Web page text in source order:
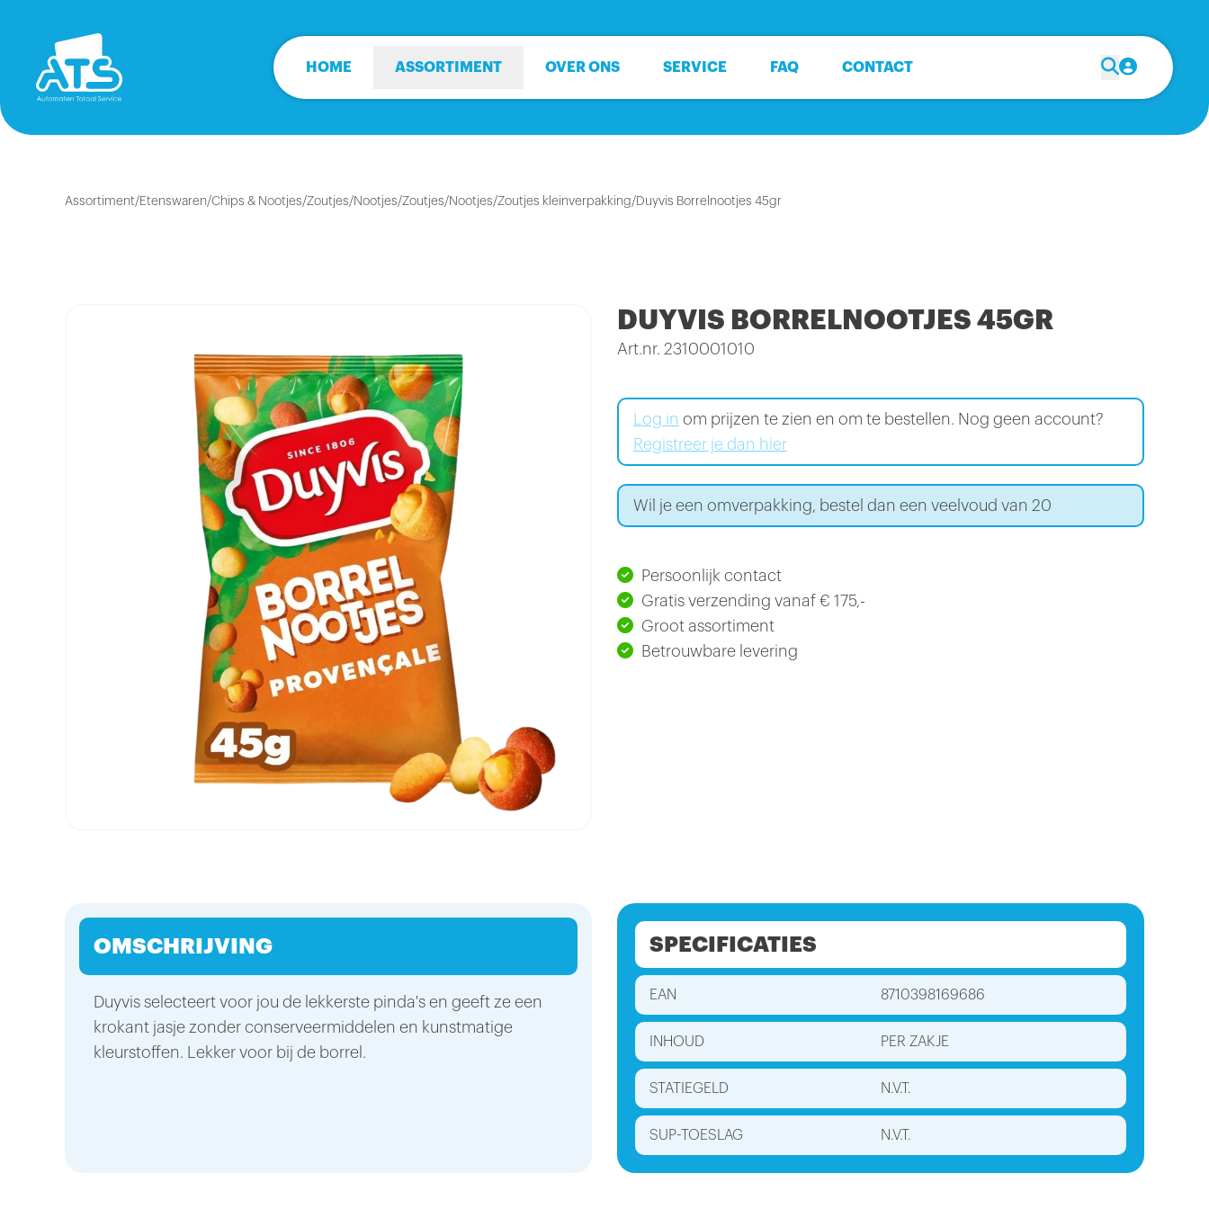
HOME ASSORTIMENT OVER ONS SERVICE FAQ CONTACT
Assortiment/Etenswaren/Chips & Nootjes/Zoutjes/Nootjes/Zoutjes/Nootjes/Zoutjes kleinverpakking/Duyvis Borrelnootjes 45gr
DUYVIS BORRELNOOTJES 45GR
Art.nr. 2310001010
Log in om prijzen te zien en om te bestellen. Nog geen account?
Registreer je dan hier
Wil je een omverpakking, bestel dan een veelvoud van 20
Persoonlijk contact
Gratis verzending vanaf € 175,-
Groot assortiment
Betrouwbare levering
OMSCHRIJVING
Duyvis selecteert voor jou de lekkerste pinda's en geeft ze een
krokant jasje zonder conserveermiddelen en kunstmatige
kleurstoffen. Lekker voor bij de borrel.
SPECIFICATIES
EAN 8710398169686
INHOUD PER ZAKJE
STATIEGELD N.V.T.
SUP-TOESLAG N.V.T.